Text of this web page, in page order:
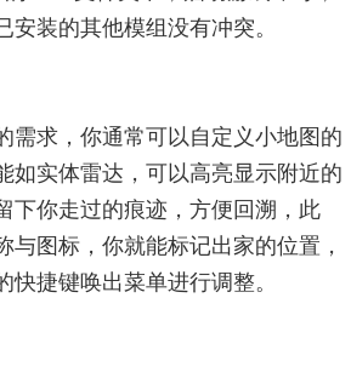
装的其他模组没有冲突。
需求，你通常可以自定义小地图的
如实体雷达，可以高亮显示附近的
下你走过的痕迹，方便回溯，此
图标，你就能标记出家的位置，
捷键唤出菜单进行调整。